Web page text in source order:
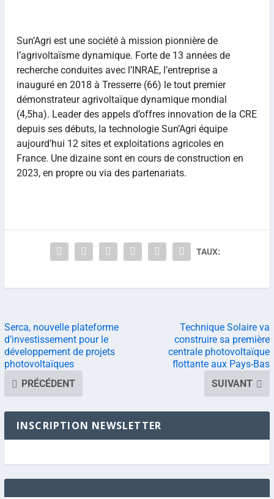
Sun’Agri est une société à mission pionnière de
l’agrivoltaïsme dynamique. Forte de 13 années de
recherche conduites avec l’INRAE, l’entreprise a
inauguré en 2018 à Tresserre (66) le tout premier
démonstrateur agrivoltaïque dynamique mondial
(4,5ha). Leader des appels d’offres innovation de la CRE
depuis ses débuts, la technologie Sun’Agri équipe
aujourd’hui 12 sites et exploitations agricoles en
France. Une dizaine sont en cours de construction en
2023, en propre ou via des partenariats.
TAUX:
Serca, nouvelle plateforme
d’investissement pour le
développement de projets
photovoltaïques
PRÉCÉDENT
Technique Solaire va
construire sa première
centrale photovoltaïque
flottante aux Pays-Bas
SUIVANT
INSCRIPTION NEWSLETTER